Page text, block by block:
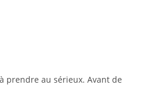
prendre au sérieux. Avant de